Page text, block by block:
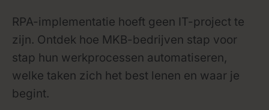
RPA-implementatie hoeft geen IT-project te
zijn. Ontdek hoe MKB-bedrijven stap voor
stap hun werkprocessen automatiseren,
welke taken zich het best lenen en waar je
begint.